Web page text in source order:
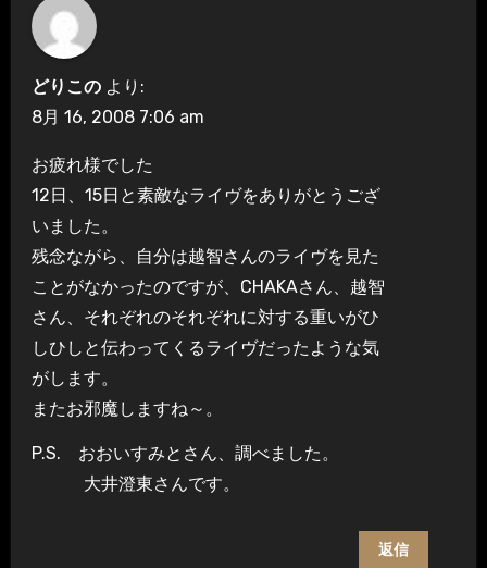
シ
ョ
ン
どりこの より:
8月 16, 2008 7:06 am
お疲れ様でした
12日、15日と素敵なライヴをありがとうござ
いました。
残念ながら、自分は越智さんのライヴを見た
ことがなかったのですが、CHAKAさん、越智
さん、それぞれのそれぞれに対する重いがひ
しひしと伝わってくるライヴだったような気
がします。
またお邪魔しますね～。
P.S. おおいすみとさん、調べました。
大井澄東さんです。
返信